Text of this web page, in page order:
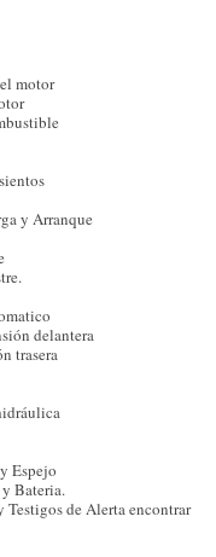
motor
y Arranque
delantera
trasera
Espejo
Bateria.
de Alerta encontrar